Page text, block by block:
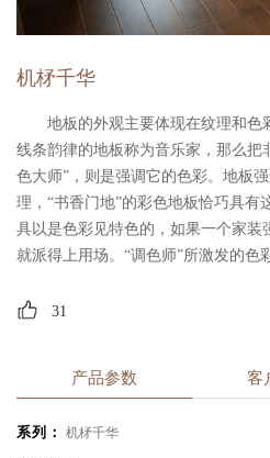
机柕千华
地板的外观主要体现在纹理和色
线条韵律的地板称为音乐家，那么把
色大师”，则是强调它的色彩。地板
理，“书香门地”的彩色地板恰巧具有
具以是色彩见特色的，如果一个家装
就派得上用场。“调色师”所激发的色
31
产品参数 客
系列： 机柕千华